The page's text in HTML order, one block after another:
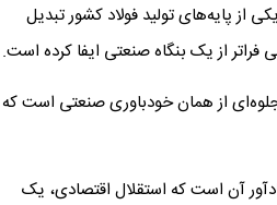
از پایه‌های تولید فولاد کشور تبدیل
فراتر از یک بنگاه صنعتی ایفا کرده است.
از همان خودباوری صنعتی است که
آن است که استقلال اقتصادی، یک